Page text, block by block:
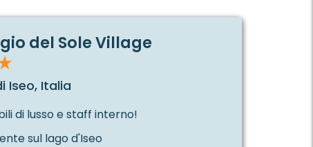
del Sole Village
Iseo, Italia
di lusso e staff interno!
sul lago d'Iseo